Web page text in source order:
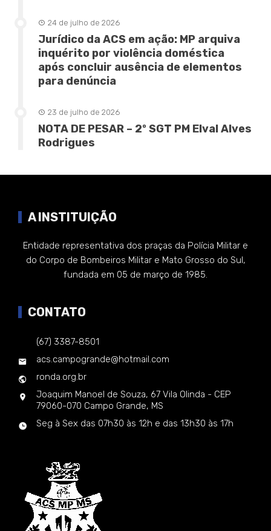
24 de julho de 2026
Jurídico da ACS em ação: MP arquiva
inquérito por violência doméstica
após concluir ausência de elementos
para denúncia
23 de julho de 2026
NOTA DE PESAR – 2º SGT PM Elval Alves
Rodrigues
A INSTITUIÇÃO
Entidade representativa dos praças da Polícia Militar e
do Corpo de Bombeiros Militar e Mato Grosso do Sul,
fundada em 05 de março de 1985.
CONTATO
(67) 3387-8501
acs.campogrande@hotmail.com
ronda.org.br
Joaquim Manoel de Souza, 67 Vila Olinda - CEP
79060-070 Campo Grande, MS
Seg à Sex das 07h30 às 12h e das 13h30 às 17h